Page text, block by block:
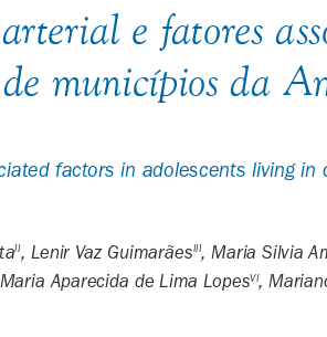
e fatores
de municípios da
factors in adolescents living in
II, Lenir Vaz GuimarãesIII, Maria Silvia
Maria Aparecida de Lima LopesVI,